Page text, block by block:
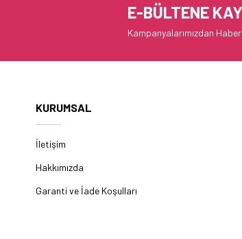
E-BÜLTENE
Kampanyalarımızdan
KURUMSAL
İletişim
Hakkımızda
Garanti ve İade Koşulları